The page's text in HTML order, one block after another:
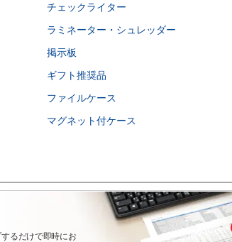
チェックライター
ラミネーター・シュレッダー
掲示板
ギフト推奨品
ファイルケース
マグネット付ケース
るだけで即時にお